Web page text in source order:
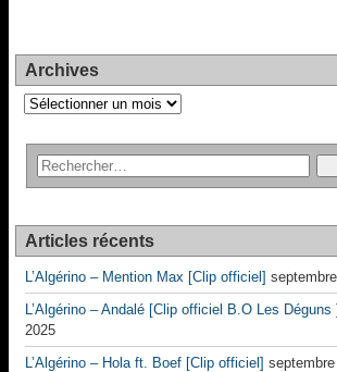
Archives
Archives
Articles récents
L’Algérino – Mention Max [Clip officiel]
L’Algérino – Andalé [Clip officiel B.O Les Déguns ]
2025
L’Algérino – Hola ft. Boef [Clip officiel]